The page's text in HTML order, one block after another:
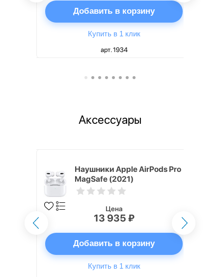
Добавить в корзину
Купить в 1 клик
арт. 1934
Аксессуары
Наушники Apple AirPods Pro
MagSafe (2021)
Цена
13 935 ₽
Добавить в корзину
Купить в 1 клик